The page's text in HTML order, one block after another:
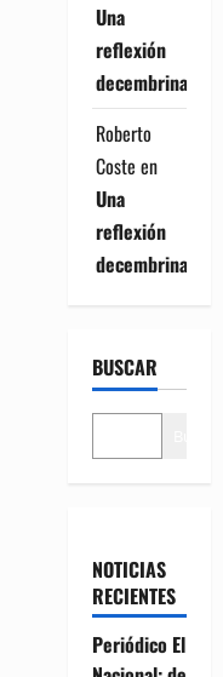
Una
reflexión
decembrina
Roberto
Coste en
Una
reflexión
decembrina
BUSCAR
NOTICIAS
RECIENTES
Periódico El